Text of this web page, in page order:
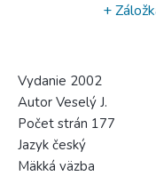
+
Vydanie 2002
Autor Veselý J.
Počet strán 177
Jazyk český
Mäkká väzba